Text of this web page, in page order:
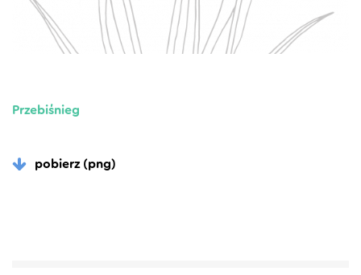
Przebiśnieg
pobierz (png)